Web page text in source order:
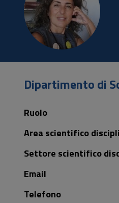
navigazione
Dipartimento di
Ruolo
Area scientifico
Settore scientifico
Email
Telefono